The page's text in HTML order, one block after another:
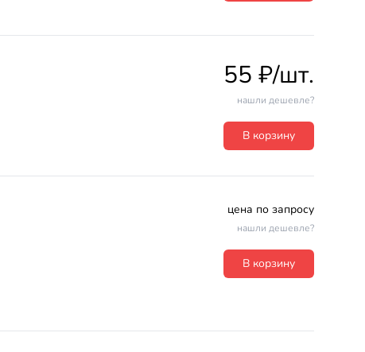
55 ₽/шт.
нашли дешевле?
В корзину
цена по запросу
нашли дешевле?
В корзину